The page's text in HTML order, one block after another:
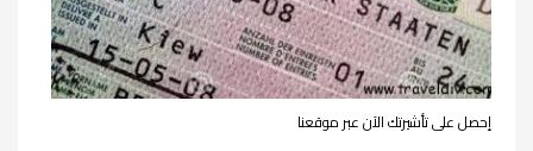
إحصل على تأشيرتك الآن عبر موقعنا